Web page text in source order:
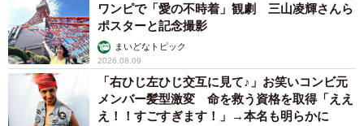
ワンピで「愛の不時着」観劇 三山凌輝さんら
ポスターと記念撮影
まいどなトピック
2026.08.09
「右ひじ左ひじ交互に見て♪」お笑いコンビ元
メンバー髪型激変 命を救う資格を取得「ええ
え！！すごすぎます！」→本名も明らかに